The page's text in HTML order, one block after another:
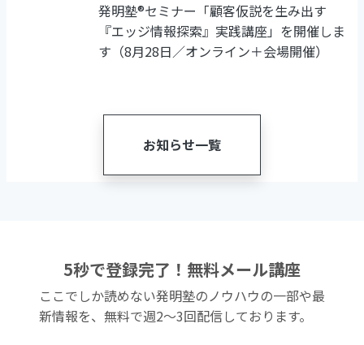
発明塾®セミナー「顧客仮説を生み出す
『エッジ情報探索』実践講座」を開催しま
す（8月28日／オンライン＋会場開催）
お知らせ一覧
5秒で登録完了！無料メール講座
ここでしか読めない発明塾のノウハウの一部や最
新情報を、無料で週2〜3回配信しております。